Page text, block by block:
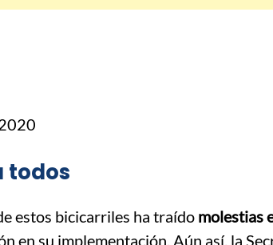
todos
estos bicicarriles ha traído molestias
en su implementación. Aún así, la